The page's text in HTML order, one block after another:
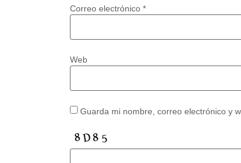
Correo electrónico *
Web
Guarda mi nombre, correo electrónico y